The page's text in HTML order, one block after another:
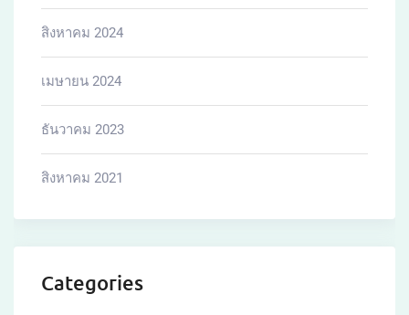
สิงหาคม 2024
เมษายน 2024
ธันวาคม 2023
สิงหาคม 2021
Categories